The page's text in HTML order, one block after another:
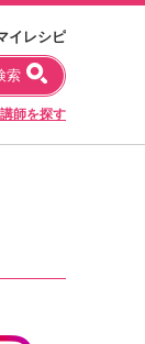
イレシピ
索
講師を探す